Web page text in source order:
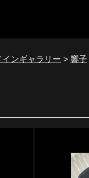
インギャラリー > 響子